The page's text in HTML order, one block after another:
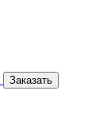
Заказать